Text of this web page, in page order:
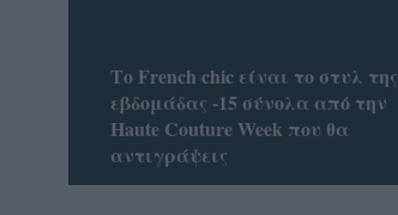
Το French chic είναι το στυλ της
εβδομάδας -15 σύνολα από την
Haute Couture Week που θα
αντιγράψεις